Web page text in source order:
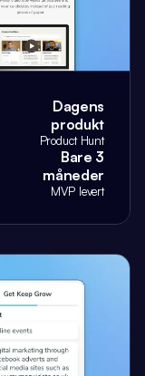
Dagens
produkt
Product Hunt
Bare 3
måneder
MVP levert